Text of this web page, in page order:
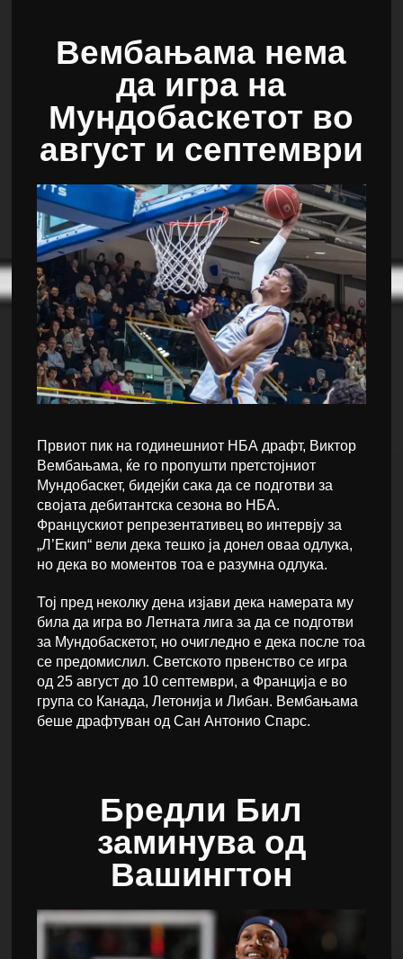
Вембањама нема
да игра на
Мундобаскетот во
август и септември
Првиот пик на годинешниот НБА драфт, Виктор
Вембањама, ќе го пропушти претстојниот
Мундобаскет, бидејќи сака да се подготви за
својата дебитантска сезона во НБА.
Францускиот репрезентативец во интервју за
„Л’Екип“ вели дека тешко ја донел оваа одлука,
но дека во моментов тоа е разумна одлука.
Тој пред неколку дена изјави дека намерата му
била да игра во Летната лига за да се подготви
за Мундобаскетот, но очигледно е дека после тоа
се предомислил. Светското првенство се игра
од 25 август до 10 септември, а Франција е во
група со Канада, Летонија и Либан. Вембањама
беше драфтуван од Сан Антонио Спарс.
Бредли Бил
заминува од
Вашингтон